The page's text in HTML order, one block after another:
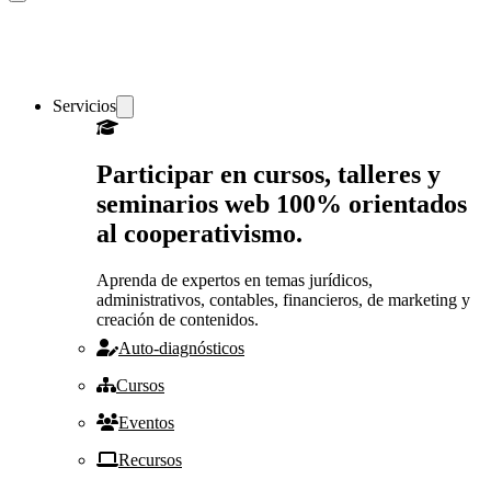
Servicios
Participar en cursos, talleres y
seminarios web 100% orientados
al cooperativismo.
Aprenda de expertos en temas jurídicos,
administrativos, contables, financieros, de marketing y
creación de contenidos.
Auto-diagnósticos
Cursos
Eventos
Recursos